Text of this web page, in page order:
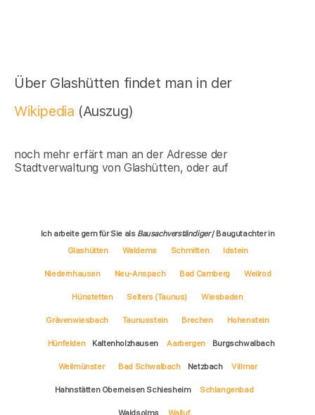
Über Glashütten findet man in der
Wikipedia (Auszug)
noch mehr erfärt man an der Adresse der
Stadtverwaltung von Glashütten, oder auf
Ich arbeite gern für Sie als Bausachverständiger/ Baugutachter in
Glashütten
Waldems Schmitten Idstein
Niedernhausen Neu-Anspach Bad Camberg Weilrod
Hünstetten Selters (Taunus) Wiesbaden
Grävenwiesbach Taunusstein Brechen Hohenstein
Hünfelden Kaltenholzhausen Aarbergen Burgschwalbach
Weilmünster Bad Schwalbach Netzbach Villmar
Hahnstätten Oberneisen Schiesheim Schlangenbad
Waldsolms Walluf